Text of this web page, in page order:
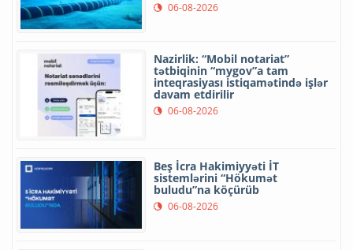
06-08-2026
Nazirlik: “Mobil notariat”
tətbiqinin “mygov”a tam
inteqrasiyası istiqamətində işlər
davam etdirilir
06-08-2026
Beş İcra Hakimiyyəti İT
sistemlərini “Hökumət
buludu”na köçürüb
06-08-2026